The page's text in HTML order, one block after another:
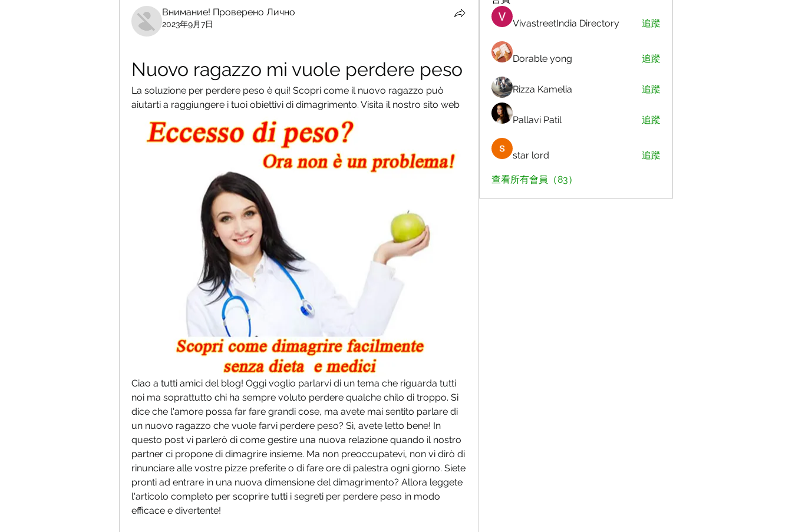
Внимание! Проверено Лично
2023年9月7日
Nuovo ragazzo mi vuole perdere peso
La soluzione per perdere peso è qui! Scopri come il nuovo ragazzo può
aiutarti a raggiungere i tuoi obiettivi di dimagrimento. Visita il nostro sito web
Ciao a tutti amici del blog! Oggi voglio parlarvi di un tema che riguarda tutti
noi ma soprattutto chi ha sempre voluto perdere qualche chilo di troppo. Si
dice che l'amore possa far fare grandi cose, ma avete mai sentito parlare di
un nuovo ragazzo che vuole farvi perdere peso? Sì, avete letto bene! In
questo post vi parlerò di come gestire una nuova relazione quando il nostro
partner ci propone di dimagrire insieme. Ma non preoccupatevi, non vi dirò di
rinunciare alle vostre pizze preferite o di fare ore di palestra ogni giorno. Siete
pronti ad entrare in una nuova dimensione del dimagrimento? Allora leggete
l'articolo completo per scoprire tutti i segreti per perdere peso in modo
efficace e divertente!
VivastreetIndia Directory 追蹤
Dorable yong 追蹤
Rizza Kamelia 追蹤
Pallavi Patil 追蹤
star lord 追蹤
查看所有會員（83）